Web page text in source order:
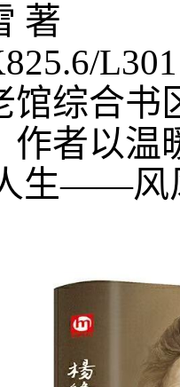
著
馆综合书
作者以温
生——风